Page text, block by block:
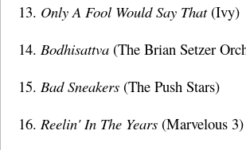
Only A Fool Would Say That(Ivy)
Bodhisattva (The Brian Setzer
Bad Sneakers (The Push Stars)
Reelin' In The Years (Marvelous 3)